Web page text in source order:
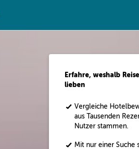
Erfahre, weshalb
lieben
Vergleiche
aus Tausenden
Nutzer stammen.
Mit nur einer Suche